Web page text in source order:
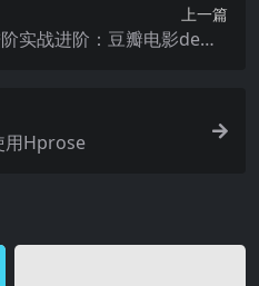
上一篇
实战进阶：豆瓣电影demo
用Hprose